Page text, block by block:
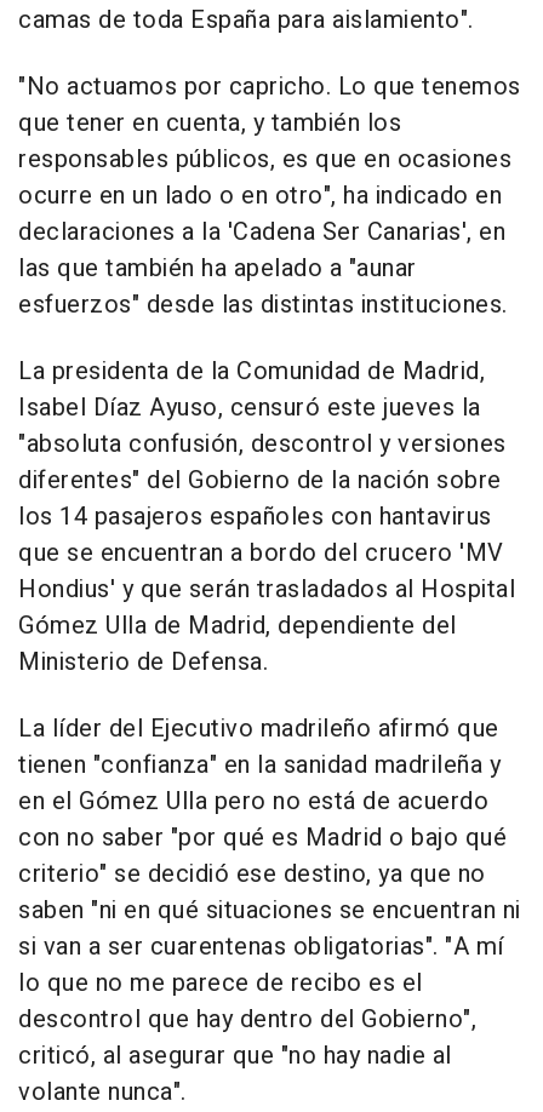
camas de toda España para aislamiento".
"No actuamos por capricho. Lo que tenemos
que tener en cuenta, y también los
responsables públicos, es que en ocasiones
ocurre en un lado o en otro", ha indicado en
declaraciones a la 'Cadena Ser Canarias', en
las que también ha apelado a "aunar
esfuerzos" desde las distintas instituciones.
La presidenta de la Comunidad de Madrid,
Isabel Díaz Ayuso, censuró este jueves la
"absoluta confusión, descontrol y versiones
diferentes" del Gobierno de la nación sobre
los 14 pasajeros españoles con hantavirus
que se encuentran a bordo del crucero 'MV
Hondius' y que serán trasladados al Hospital
Gómez Ulla de Madrid, dependiente del
Ministerio de Defensa.
La líder del Ejecutivo madrileño afirmó que
tienen "confianza" en la sanidad madrileña y
en el Gómez Ulla pero no está de acuerdo
con no saber "por qué es Madrid o bajo qué
criterio" se decidió ese destino, ya que no
saben "ni en qué situaciones se encuentran ni
si van a ser cuarentenas obligatorias". "A mí
lo que no me parece de recibo es el
descontrol que hay dentro del Gobierno",
criticó, al asegurar que "no hay nadie al
volante nunca".